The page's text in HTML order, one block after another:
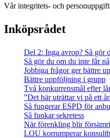
Vår integritets- och
Inköpsrådet
Del 2: Inga avrop? Så gör
Så gör du om du inte får
Jobbiga frågor ger bättre
Bättre uppföljning i grupp
Två konkurrensmål efter
”Det här uträttar vi på ett
Så fungerar ESPD för
Så funkar sekretess
När förenkling blir
LOU korrumperar